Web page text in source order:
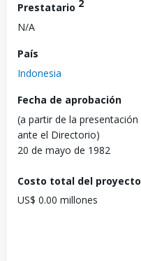
Prestatario 2
N/A
País
Indonesia
Fecha de aprobación
(a partir de la presentación
ante el Directorio)
20 de mayo de 1982
Costo total del proyecto
US$ 0.00 millones